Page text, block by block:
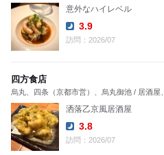
意外なハイレベル
Dinner:
3.9
訪問：2026/07
四方食店
烏丸、四条（京都市営）、烏丸御池 / 居酒屋
洒落乙京風居酒屋
Dinner:
3.8
訪問：2026/07